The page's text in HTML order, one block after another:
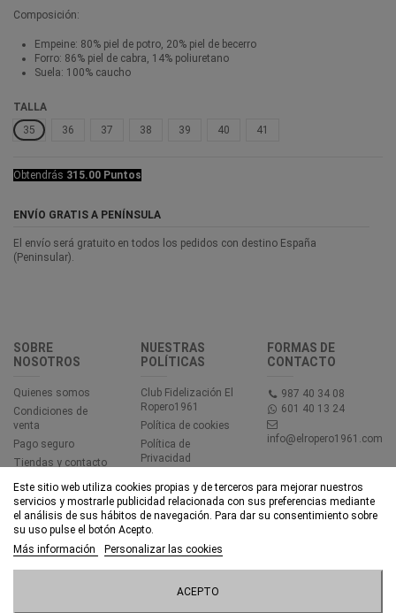
Composición:
Empeine: 80% piel de potro, 20% piel de becerro
Forro: 86% piel de cabra, 14% poliuretano
Suela: 100% caucho
TALLA
35
36 37 38 39 40 41
Añadir al carrito
Obtendrás 315.00 Puntos
ENVÍO GRATIS A PENÍNSULA
El envío será gratuito en todos los pedidos con destino España
(Peninsular).
SOBRE
NOSOTROS
Quienes somos
Condiciones de
venta
Pago seguro
Tiendas y contacto
NUESTRAS
POLÍTICAS
Club Fidelización El
Ropero1961
Política de cookies
Política de
Privacidad
Accesibilidad
FORMAS DE
CONTACTO
987 40 34 08
601 40 13 24
info@elropero1961.com
Este sitio web utiliza cookies propias y de terceros para mejorar nuestros
servicios y mostrarle publicidad relacionada con sus preferencias mediante
el análisis de sus hábitos de navegación. Para dar su consentimiento sobre
su uso pulse el botón Acepto.
Más información
Personalizar las cookies
ACEPTO
© EL ROPERO 1961 - Todos los derechos reservados - Powered by